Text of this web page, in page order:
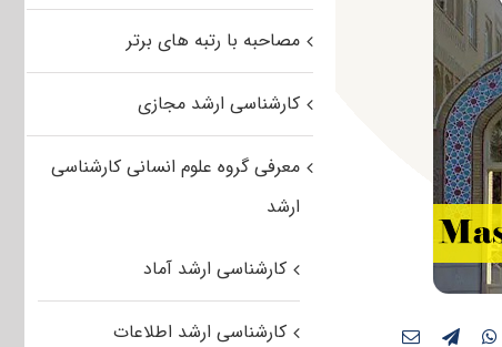
مصاحبه با رتبه های برتر
کارشناسی ارشد مجازی
معرفی گروه علوم انسانی کارشناسی
ارشد
کارشناسی ارشد آماد
کارشناسی ارشد اطلاعات